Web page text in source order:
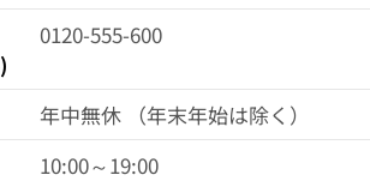
0120-555-600
年中無休 （年末年始は除く）
10:00～19:00